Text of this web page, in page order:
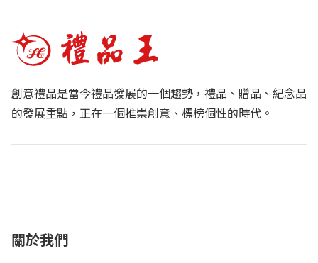
創意禮品是當今禮品發展的一個趨勢，禮品、贈品、紀念品
的發展重點，正在一個推崇創意、標榜個性的時代。
關於我們